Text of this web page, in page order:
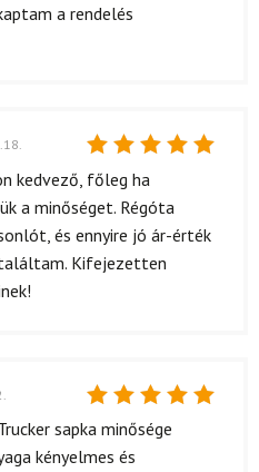
a rendelés
Értékelés:
/ 5
kedvező, főleg ha
a minőséget. Régóta
és ennyire jó ár-érték
Kifejezetten
Értékelés:
sapka minősége
kényelmes és